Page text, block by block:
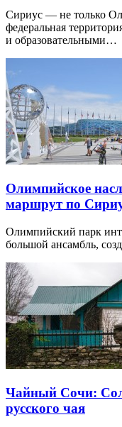
Сириус — не только
федеральная
и образовательными…
Олимпийское
маршрут по
Олимпийский парк
большой ансамбль,
Чайный Сочи:
русского чая